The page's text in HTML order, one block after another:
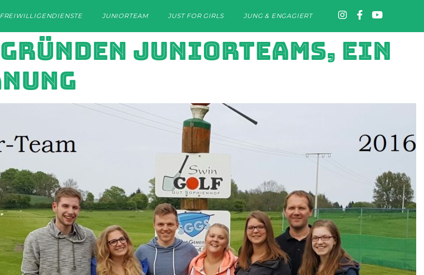
FREIWILLIGENDIENSTE JUNIORTEAM JUST FOR GIRLS JUNG & ENGAGIERT
JUNIORTEAMS, EIN